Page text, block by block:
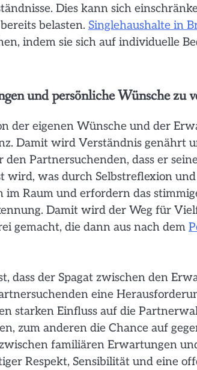
Dies kann sich
belasten. Singlehaushalte in
indem sie sich auf individuelle
und persönliche Wünsche zu
der eigenen Wünsche und der
Damit wird Verständnis genährt
Partnersuchenden, dass er
wird, was durch Selbstreflexion
Raum und erfordern das
Damit wird der Weg für
gemacht, die dann aus nach dem
dass der Spagat zwischen den
eine
starken Einfluss auf die
zum anderen die Chance auf
familiären Erwartungen
Respekt, Sensibilität und eine